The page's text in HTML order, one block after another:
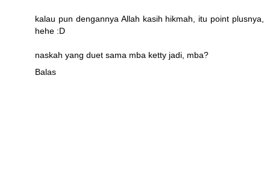
kalau pun dengannya Allah kasih hikmah, itu point plusnya,
hehe :D
naskah yang duet sama mba ketty jadi, mba?
Balas